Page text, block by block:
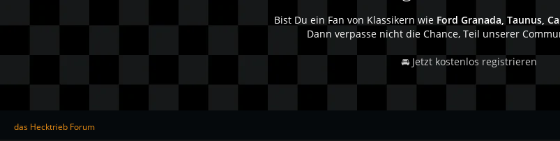
Bist Du ein Fan von Klassikern wie Ford Granada, Taunus,
Dann verpasse nicht die Chance, Teil unserer
🚘 Jetzt kostenlos registrieren
das Hecktrieb Forum